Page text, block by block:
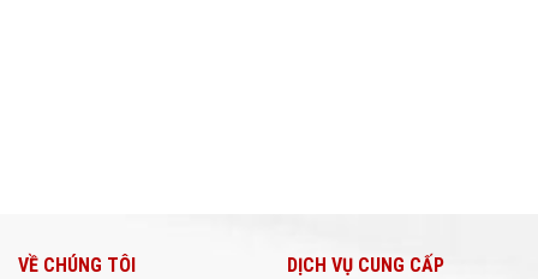
VỀ CHÚNG TÔI DỊCH VỤ CUNG CẤP